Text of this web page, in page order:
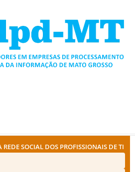
REDE SOCIAL DOS PROFISSIONAIS DE TI